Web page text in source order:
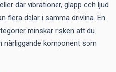
där vibrationer, glapp och ljud
flera delar i samma drivlina. En
minskar risken att du
närliggande komponent som